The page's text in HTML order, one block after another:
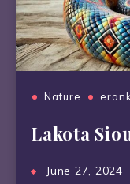
Nature
Lakota
June 27, 2024